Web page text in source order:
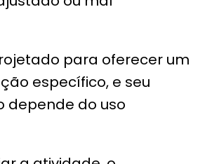
para oferecer um
específico, e seu
depende do uso